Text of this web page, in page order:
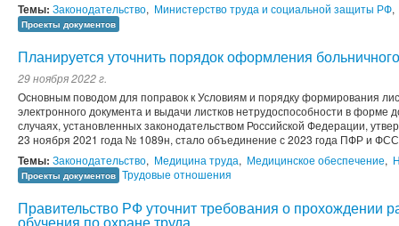
Темы: Законодательство, Министерство труда и социальной защиты РФ,
Проекты документов
Планируется уточнить порядок оформления больничного
29 ноября 2022 г.
Основным поводом для поправок к Условиям и порядку формирования
электронного документа и выдачи листков нетрудоспособности в форме
случаях, установленных законодательством Российской Федерации,
23 ноября 2021 года № 1089н, стало объединение с 2023 года ПФР и
Темы: Законодательство, Медицина труда, Медицинское обеспечение,
Проекты документов Трудовые отношения
Правительство РФ уточнит требования о прохождении